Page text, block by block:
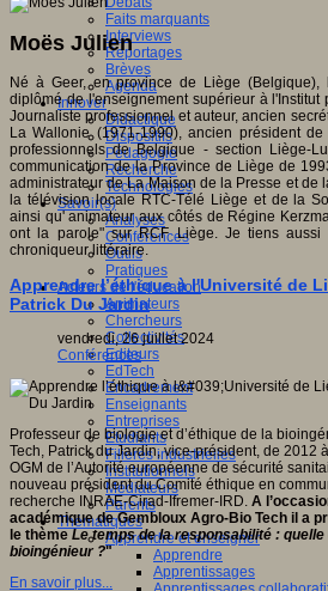
Faits marquants
Interviews
Reportages
Brèves
Agenda
Innover
Didactique
Dispositifs
Pédagogie
Recherche
Technologies
Savoir(s)
Analyses
Conférences
Outils
Pratiques
Acteurs de l'éducation
Animateurs
Chercheurs
Collectivités
Editeurs
EdTech
Encadrement
Enseignants
Entreprises
Etudiants
Filières industrielles
Institutionnels
Médiateurs
Parents
Thématiques
Apprendre et enseigner
Apprendre
Apprentissages
Moës Julien
Né à Geer, en province de Liège
diplômé de l'enseignement supérieur à
Journaliste professionnel et auteur, ancien
La Wallonie (1971-1990), ancien président
professionnels de Belgique - section Liège-
communication de la Province de Liège de
administrateur de La Maison de la Presse et de
la télévision locale RTC-Télé Liège et de la
ainsi qu' animateur aux côtés de Régine
ont la parole" sur RCF Liège. Je tiens aussi
chroniqueur littéraire.
Apprendre l’éthique à l'Université de
Patrick Du Jardin
vendredi, 26 juillet 2024
Conférences
Professeur de biologie et d’éthique de la
Tech, Patrick du Jardin, vice-président, de 2012
OGM de l’Autorité européenne de sécurité
nouveau président du Comité éthique en
recherche INRAE-Cirad-Ifremer-IRD. A
académique de Gembloux Agro-Bio Tech il a
le thème Le temps de la responsabilité :
bioingénieur ?"
En savoir plus...